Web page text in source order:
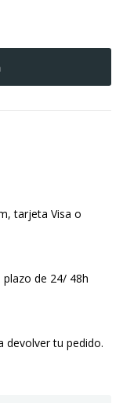
tarjeta Visa o
de 24/ 48h
devolver tu pedido.